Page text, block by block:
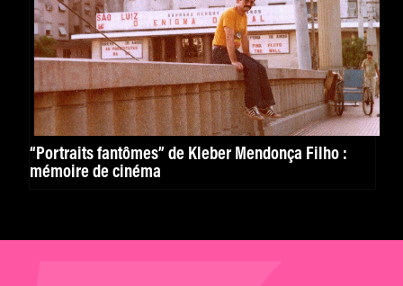
“Portraits fantômes” de Kleber Mendonça Filho :
mémoire de cinéma